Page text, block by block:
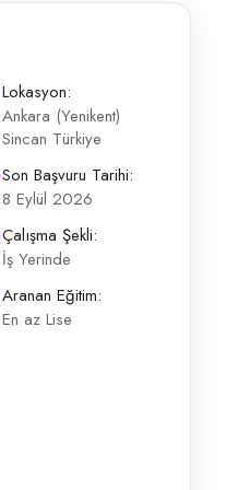
deneyim aranmıyor Tam
Lokasyon:
Ankara (Yenikent)
Sincan Türkiye
Son Başvuru Tarihi:
8 Eylül 2026
Çalışma Şekli:
İş Yerinde
Aranan Eğitim:
En az Lise